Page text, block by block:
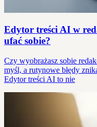
Edytor treści AI w
ufać sobie?
Czy wyobrażasz sobie
myśl, a rutynowe błędy
Edytor treści AI to nie